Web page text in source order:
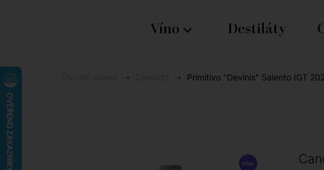
Víno Destiláty
Primitivo "Devinis" Salento IGT